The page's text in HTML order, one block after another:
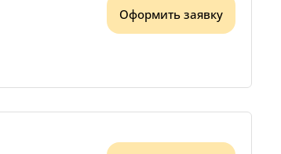
Оформить заявку